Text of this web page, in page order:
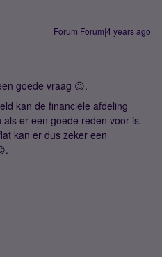
Forum|Forum|4 years ago
goede vraag 😉.
kan de financiële afdeling
er een goede reden voor is.
kan er dus zeker een